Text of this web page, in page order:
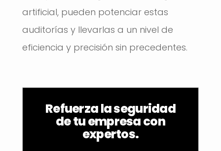
artificial, pueden potenciar estas
auditorías y llevarlas a un nivel de
eficiencia y precisión sin precedentes.
Refuerza la seguridad
de tu empresa con
expertos.